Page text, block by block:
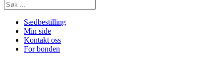
Sædbestilling
Min side
Kontakt oss
For bonden